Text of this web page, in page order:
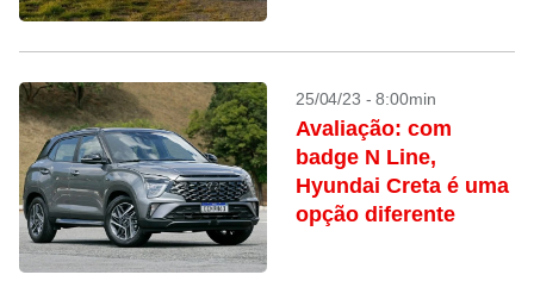
25/04/23 - 8:00min
Avaliação: com
badge N Line,
Hyundai Creta é uma
opção diferente